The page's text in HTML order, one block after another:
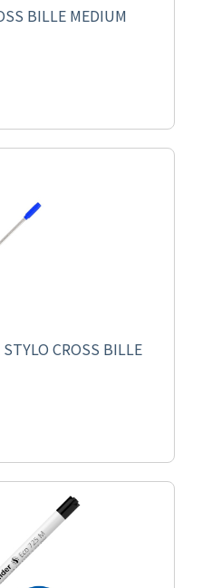
BILLE MEDIUM
CROSS BILLE